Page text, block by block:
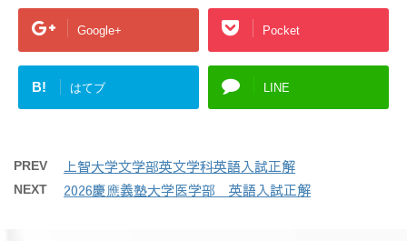
Google+ Pocket
B! はてブ LINE
PREV 上智大学文学部英文学科英語入試正解
NEXT 2026慶應義塾大学医学部 英語入試正解